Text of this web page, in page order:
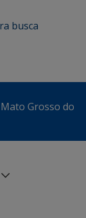
busca
Grosso do